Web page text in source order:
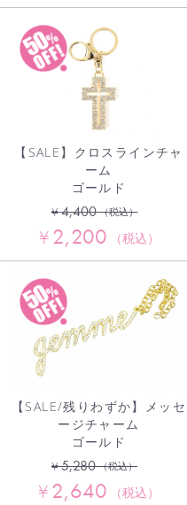
【SALE】クロスラインチャ
ーム
ゴールド
¥4,400 （税込）
¥2,200 （税込）
【SALE/残りわずか】メッセ
ージチャーム
ゴールド
¥5,280 （税込）
¥2,640 （税込）